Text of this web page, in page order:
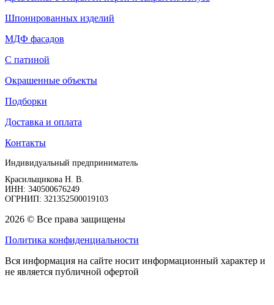
Шпонированных изделий
МДФ фасадов
С патиной
Окрашенные объекты
Подборки
Доставка и оплата
Контакты
Индивидуальный предприниматель
Красильщикова Н. В.
ИНН: 340500676249
ОГРНИП: 321352500019103
2026 © Все права защищены
Политика конфиденциальности
Вся информация на сайте носит информационный характер и
не является публичной офертой